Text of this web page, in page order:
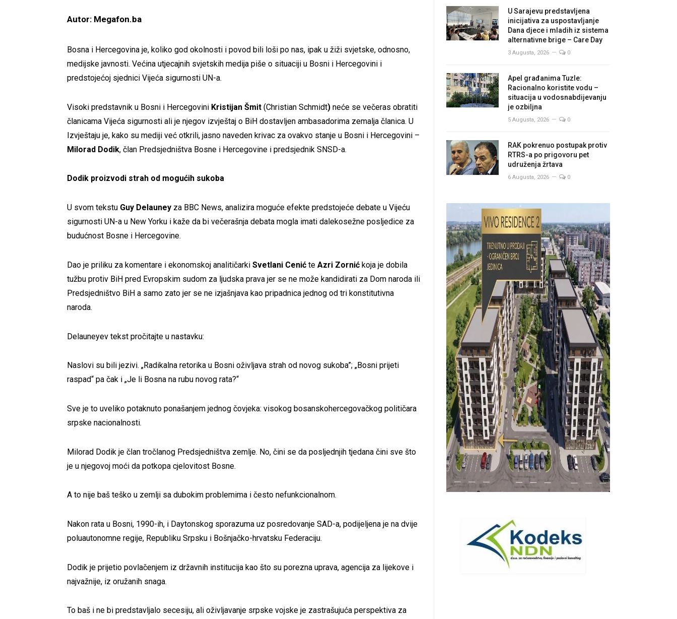
Autor: Megafon.ba
Bosna i Hercegovina je, koliko god okolnosti i povod bili loši po nas, ipak u žiži svjetske, odnosno,
medijske javnosti. Većina utjecajnih svjetskih medija piše o situaciji u Bosni i Hercegovini i
predstojećoj sjednici Vijeća sigurnosti UN-a.
Visoki predstavnik u Bosni i Hercegovini Kristijan Šmit (Christian Schmidt) neće se večeras obratiti
članicama Vijeća sigurnosti ali je njegov izvještaj o BiH dostavljen ambasadorima zemalja članica. U
Izvještaju je, kako su mediji već otkrili, jasno naveden krivac za ovakvo stanje u Bosni i Hercegovini –
Milorad Dodik, član Predsjedništva Bosne i Hercegovine i predsjednik SNSD-a.
Dodik proizvodi strah od mogućih sukoba
U svom tekstu Guy Delauney za BBC News, analizira moguće efekte predstojeće debate u Vijeću
sigurnosti UN-a u New Yorku i kaže da bi večerašnja debata mogla imati dalekosežne posljedice za
budućnost Bosne i Hercegovine.
Dao je priliku za komentare i ekonomskoj analitičarki Svetlani Cenić te Azri Zornić koja je dobila
tužbu protiv BiH pred Evropskim sudom za ljudska prava jer se ne može kandidirati za Dom naroda ili
Predsjedništvo BiH a samo zato jer se ne izjašnjava kao pripadnica jednog od tri konstitutivna
naroda.
Delauneyev tekst pročitajte u nastavku:
Naslovi su bili jezivi. „Radikalna retorika u Bosni oživljava strah od novog sukoba”; „Bosni prijeti
raspad“ pa čak i „Je li Bosna na rubu novog rata?“
Sve je to uveliko potaknuto ponašanjem jednog čovjeka: visokog bosanskohercegovačkog političara
srpske nacionalnosti.
Milorad Dodik je član tročlanog Predsjedništva zemlje. No, čini se da posljednjih tjedana čini sve što
je u njegovoj moći da potkopa cjelovitost Bosne.
A to nije baš teško u zemlji sa dubokim problemima i često nefunkcionalnom.
Nakon rata u Bosni, 1990-ih, i Daytonskog sporazuma uz posredovanje SAD-a, podijeljena je na dvije
poluautonomne regije, Republiku Srpsku i Bošnjačko-hrvatsku Federaciju.
Dodik je prijetio povlačenjem iz državnih institucija kao što su porezna uprava, agencija za lijekove i
najvažnije, iz oružanih snaga.
To baš i ne bi predstavljalo secesiju, ali oživljavanje srpske vojske je zastrašujuća perspektiva za
U Sarajevu predstavljena
inicijativa za uspostavljanje
Dana djece i mladih iz sistema
alternativne brige – Care Day
3 Augusta, 2026 0
Apel građanima Tuzle:
Racionalno koristite vodu –
situacija u vodosnabdijevanju
je ozbiljna
5 Augusta, 2026 0
RAK pokrenuo postupak protiv
RTRS-a po prigovoru pet
udruženja žrtava
6 Augusta, 2026 0